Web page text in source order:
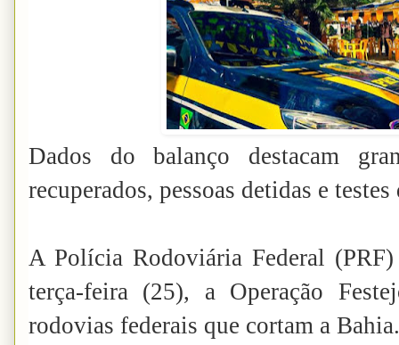
Dados do balanço destacam
recuperados, pessoas detidas e
A Polícia Rodoviária Federal
terça-feira (25), a Operação
rodovias federais que cortam a